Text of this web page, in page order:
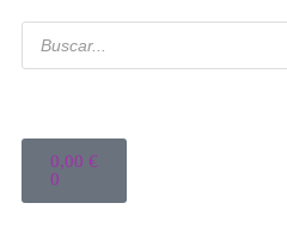
0,00 €
0